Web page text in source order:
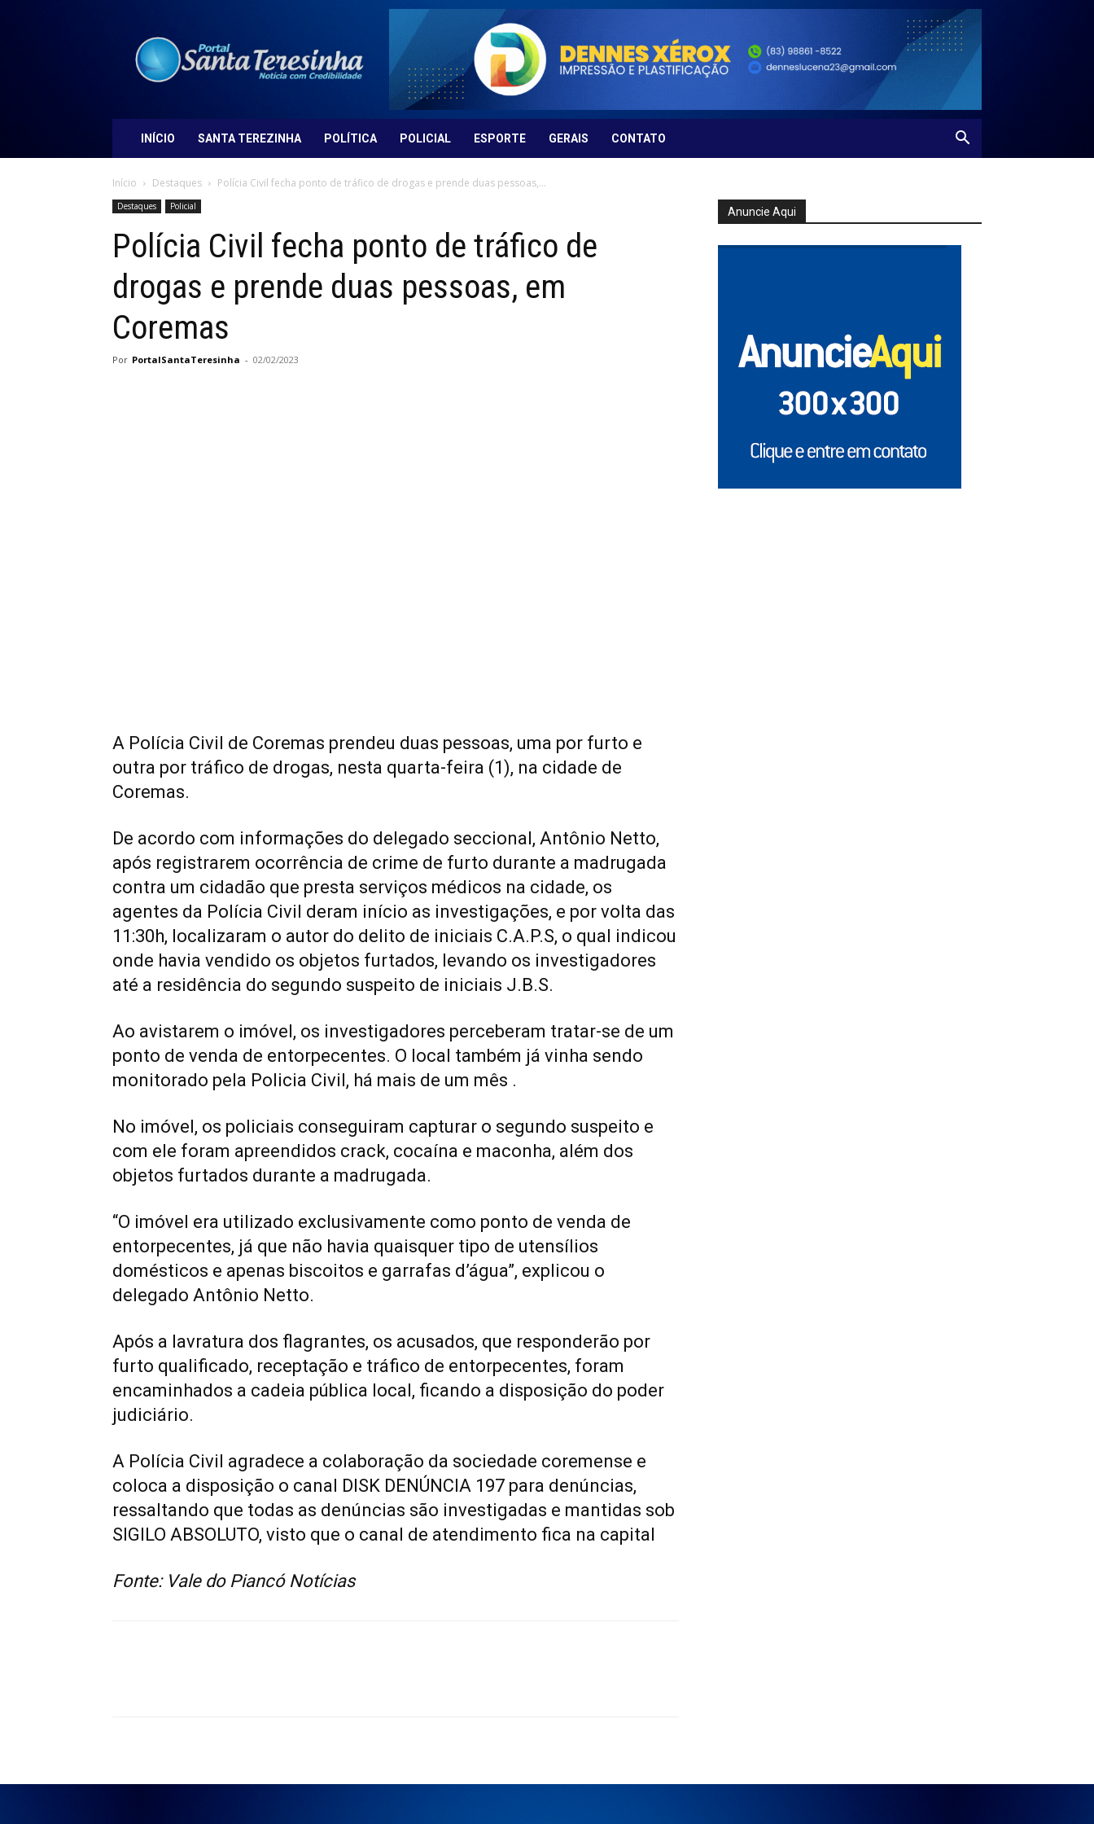
Santa
Teresinha
INÍCIO SANTA TEREZINHA POLÍTICA POLICIAL ESPORTE GERAIS CONTATO
Início Destaques Polícia Civil fecha ponto de tráfico de drogas e prende duas pessoas,...
Destaques Policial
Polícia Civil fecha ponto de tráfico de
drogas e prende duas pessoas, em
Coremas
Por PortalSantaTeresinha - 02/02/2023
A Polícia Civil de Coremas prendeu duas pessoas, uma por furto e
outra por tráfico de drogas, nesta quarta-feira (1), na cidade de
Coremas.
De acordo com informações do delegado seccional, Antônio Netto,
após registrarem ocorrência de crime de furto durante a madrugada
contra um cidadão que presta serviços médicos na cidade, os
agentes da Polícia Civil deram início as investigações, e por volta das
11:30h, localizaram o autor do delito de iniciais C.A.P.S, o qual indicou
onde havia vendido os objetos furtados, levando os investigadores
até a residência do segundo suspeito de iniciais J.B.S.
Ao avistarem o imóvel, os investigadores perceberam tratar-se de um
ponto de venda de entorpecentes. O local também já vinha sendo
monitorado pela Policia Civil, há mais de um mês .
No imóvel, os policiais conseguiram capturar o segundo suspeito e
com ele foram apreendidos crack, cocaína e maconha, além dos
objetos furtados durante a madrugada.
“O imóvel era utilizado exclusivamente como ponto de venda de
entorpecentes, já que não havia quaisquer tipo de utensílios
domésticos e apenas biscoitos e garrafas d’água”, explicou o
delegado Antônio Netto.
Após a lavratura dos flagrantes, os acusados, que responderão por
furto qualificado, receptação e tráfico de entorpecentes, foram
encaminhados a cadeia pública local, ficando a disposição do poder
judiciário.
A Polícia Civil agradece a colaboração da sociedade coremense e
coloca a disposição o canal DISK DENÚNCIA 197 para denúncias,
ressaltando que todas as denúncias são investigadas e mantidas sob
SIGILO ABSOLUTO, visto que o canal de atendimento fica na capital
Fonte: Vale do Piancó Notícias
Anuncie Aqui